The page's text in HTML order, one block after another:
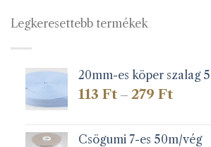
Legkeresettebb termékek
20mm-es köper szalag
113 Ft – 279 Ft
279 Ft
Csögumi 7-es 50m/vég